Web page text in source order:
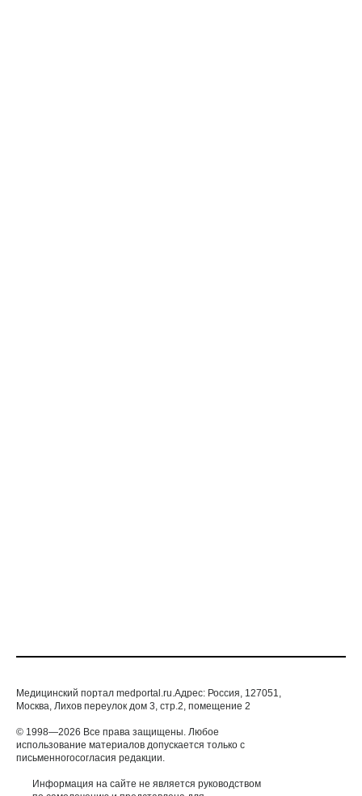
Медицинский портал medportal.ru.Адрес: Россия, 127051,
Москва, Лихов переулок дом 3, стр.2, помещение 2
© 1998—2026 Все права защищены. Любое
использование материалов допускается только с
письменногосогласия редакции.
Информация на сайте не является руководством